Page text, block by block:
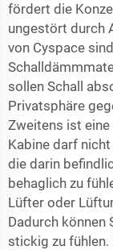
fördert die
ungestört durch
von Cyspace
sollen Schall
Privatsphäre
Zweitens ist
Kabine darf
die darin
behaglich zu
Lüfter oder
Dadurch können
stickig zu